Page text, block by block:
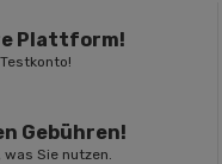
Plattform!
Gebühren!
Sie nutzen.